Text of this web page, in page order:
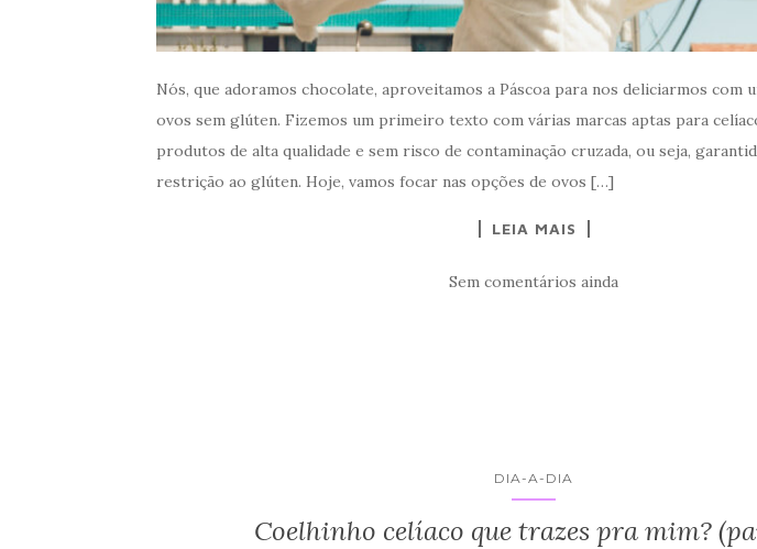
Nós, que adoramos chocolate, aproveitamos a Páscoa para nos deliciarmos com
ovos sem glúten. Fizemos um primeiro texto com várias marcas aptas para
produtos de alta qualidade e sem risco de contaminação cruzada, ou seja,
restrição ao glúten. Hoje, vamos focar nas opções de ovos […]
LEIA MAIS
Sem comentários ainda
DIA-A-DIA
Coelhinho celíaco que trazes pra mim?